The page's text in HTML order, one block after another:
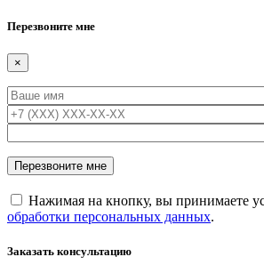
Перезвоните мне
×
Нажимая на кнопку, вы принимаете
обработки персональных данных.
Заказать консультацию